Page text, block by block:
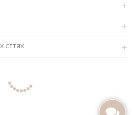
волокон.
и уютный, отделан шикарным мехом
для девушек с любым типом фигуры,
СЕТЯХ